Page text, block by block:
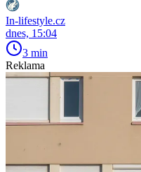
In-lifestyle.cz
dnes, 15:04
3 min
Reklama